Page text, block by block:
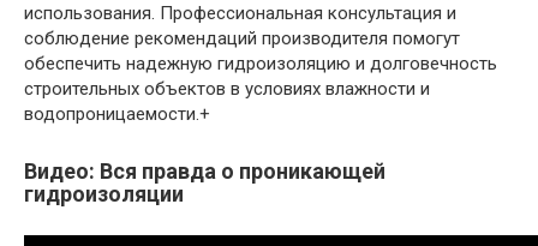
использования. Профессиональная консультация и
соблюдение рекомендаций производителя помогут
обеспечить надежную гидроизоляцию и долговечность
строительных объектов в условиях влажности и
водопроницаемости.+
Видео: Вся правда о проникающей
гидроизоляции